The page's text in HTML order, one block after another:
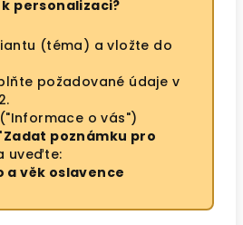
personalizaci?
(téma) a vložte do
požadované údaje v
o vás")
poznámku pro
uveďte:
a věk oslavence